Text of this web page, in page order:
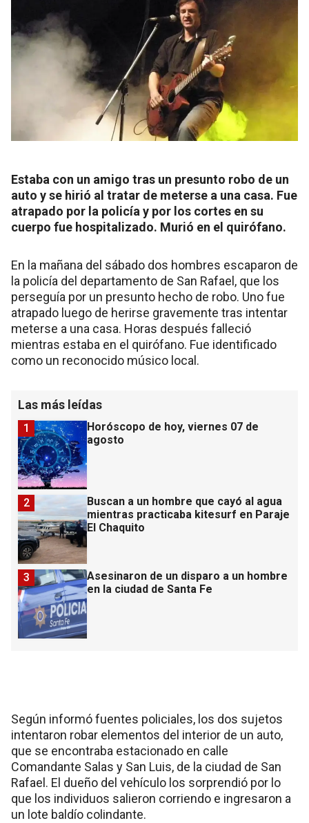
Estaba con un amigo tras un presunto robo de un
auto y se hirió al tratar de meterse a una casa. Fue
atrapado por la policía y por los cortes en su
cuerpo fue hospitalizado. Murió en el quirófano.
En la mañana del sábado dos hombres escaparon de
la policía del departamento de San Rafael, que los
perseguía por un presunto hecho de robo. Uno fue
atrapado luego de herirse gravemente tras intentar
meterse a una casa. Horas después falleció
mientras estaba en el quirófano. Fue identificado
como un reconocido músico local.
Las más leídas
Horóscopo de hoy, viernes 07 de
agosto
1
Buscan a un hombre que cayó al agua
mientras practicaba kitesurf en Paraje
El Chaquito
2
Asesinaron de un disparo a un hombre
en la ciudad de Santa Fe
3
Según informó fuentes policiales, los dos sujetos
intentaron robar elementos del interior de un auto,
que se encontraba estacionado en calle
Comandante Salas y San Luis, de la ciudad de San
Rafael. El dueño del vehículo los sorprendió por lo
que los individuos salieron corriendo e ingresaron a
un lote baldío colindante.